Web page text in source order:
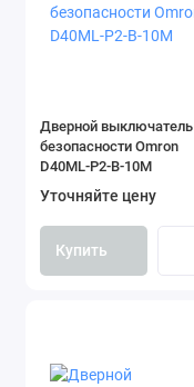
Дверной выключатель
безопасности Omron
D40ML-P2-B-10M
Уточняйте цену
Купить